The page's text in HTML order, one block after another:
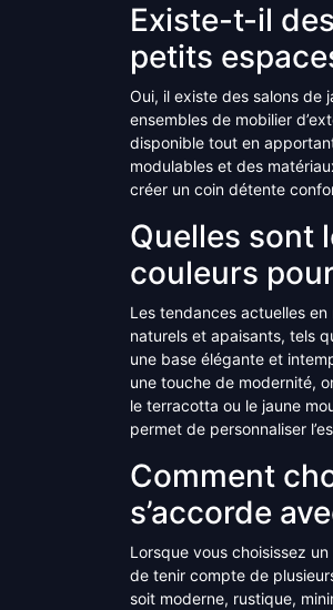
Existe-t-il
petits
Oui, il existe des salons de
ensembles de mobilier
disponible tout en
modulables et des
créer un coin détente
Quelles sont
couleurs
Les tendances actuelles
naturels et apaisants, tels
une base élégante et
une touche de modernité,
le terracotta ou le jaune
permet de personnaliser
Comment
s’accorde
Lorsque vous choisissez
de tenir compte de
soit moderne, rustique,